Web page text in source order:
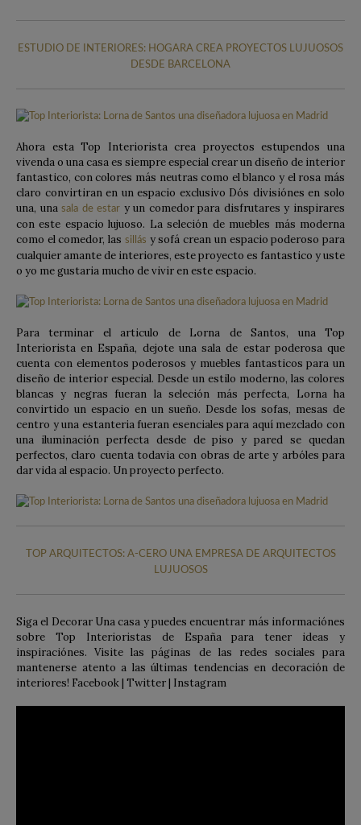
ESTUDIO DE INTERIORES: HOGARA CREA PROYECTOS LUJUOSOS
DESDE BARCELONA
Ahora esta Top Interiorista crea proyectos estupendos una
vivenda o una casa es siempre especial crear un diseño de interior
fantastico, con colores más neutras como el blanco y el rosa más
claro convirtiran en un espacio exclusivo Dós divisiónes en solo
una, unasala de estar y un comedor para disfrutares y inspirares
con este espacio lujuoso. La seleción de muebles más moderna
como el comedor, las sillás y sofá crean un espacio poderoso para
cualquier amante de interiores, este proyecto es fantastico y uste
o yo me gustaria mucho de vivir en este espacio.
Para terminar el articulo de Lorna de Santos, una Top
Interiorista en España, dejote una sala de estar poderosa que
cuenta con elementos poderosos y muebles fantasticos para un
diseño de interior especial. Desde un estilo moderno, las colores
blancas y negras fueran la seleción más perfecta, Lorna ha
convirtido un espacio en un sueño. Desde los sofas, mesas de
centro y una estanteria fueran esenciales para aquí mezclado con
una iluminación perfecta desde de piso y pared se quedan
perfectos, claro cuenta todavia con obras de arte y arbóles para
dar vida al espacio. Un proyecto perfecto.
TOP ARQUITECTOS: A-CERO UNA EMPRESA DE ARQUITECTOS
LUJUOSOS
Siga el Decorar Una casa y puedes encuentrar más informaciónes
sobre Top Interioristas de España para tener ideas y
inspiraciónes. Visite las páginas de las redes sociales para
mantenerse atento a las últimas tendencias en decoración de
interiores! Facebook | Twitter | Instagram